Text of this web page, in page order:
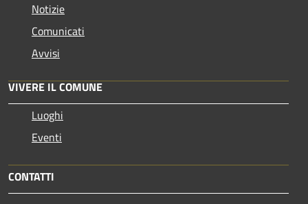
Notizie
Comunicati
Avvisi
VIVERE IL COMUNE
Luoghi
Eventi
CONTATTI